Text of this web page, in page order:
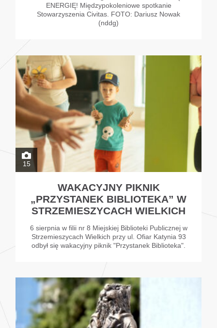
ENERGIĘ! Międzypokoleniowe spotkanie
Stowarzyszenia Civitas. FOTO: Dariusz Nowak
(nddg)
15
WAKACYJNY PIKNIK
„PRZYSTANEK BIBLIOTEKA” W
STRZEMIESZYCACH WIELKICH
6 sierpnia w filii nr 8 Miejskiej Biblioteki Publicznej w
Strzemieszycach Wielkich przy ul. Ofiar Katynia 93
odbył się wakacyjny piknik "Przystanek Biblioteka".